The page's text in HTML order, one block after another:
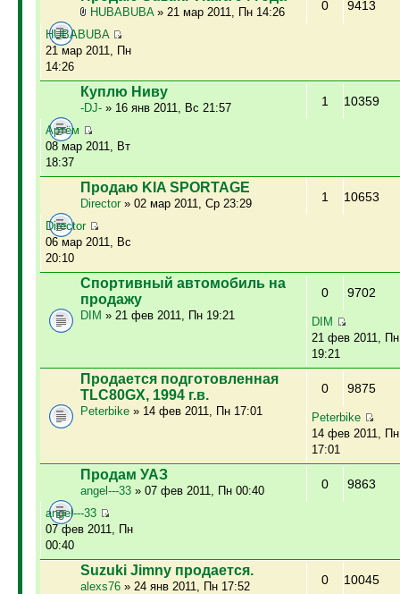
HUBABUBA» 21 мар 2011, Пн 14:26 0 9413
HUBABUBA
21 мар 2011, Пн
14:26
Куплю Ниву
-DJ-» 16 янв 2011, Вс 21:57 1 10359
Артём
08 мар 2011, Вт
18:37
Продаю KIA SPORTAGE
Director» 02 мар 2011, Ср 23:29 1 10653
Director
06 мар 2011, Вс
20:10
Спортивный автомобиль на
продажу
DIM » 21 фев 2011, Пн 19:21
0 9702
DIM
21 фев 2011, Пн
19:21
Продается подготовленная
TLC80GX, 1994 г.в.
Peterbike» 14 фев 2011, Пн 17:01
0 9875
Peterbike
14 фев 2011, Пн
17:01
Продам УАЗ
angel---33» 07 фев 2011, Пн 00:40 0 9863
angel---33
07 фев 2011, Пн
00:40
Suzuki Jimny продается.
alexs76» 24 янв 2011, Пн 17:52 0 10045